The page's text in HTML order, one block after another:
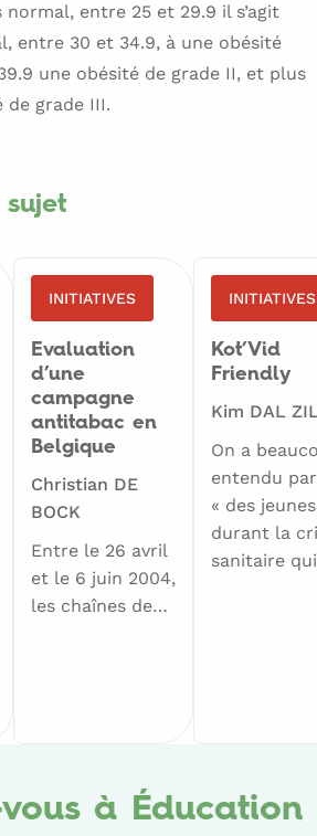
entre 25 et 29.9 il s’agit
entre 30 et 34.9, à une obésité
une obésité de grade II, et plus
de grade III.
INITIATIVES
Evaluation
d’une
campagne
antitabac en
Belgique
Christian DE
BOCK
Entre le 26 avril
et le 6 juin 2004,
les chaînes de…
INITIATIVES
Kot’Vid
Friendly
Kim DAL
On a
entendu
« des
durant la
sanitaire
à Éducation